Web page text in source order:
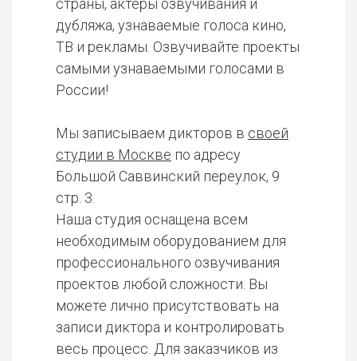
страны, актеры озвучивания и
дубляжа, узнаваемые голоса кино,
ТВ и рекламы. Озвучивайте проекты
самыми узнаваемыми голосами в
России!
Мы записываем дикторов в своей
студии в Москве по адресу
Большой Саввинский переулок, 9
стр. 3.
Наша студия оснащена всем
необходимым оборудованием для
профессионального озвучивания
проектов любой сложности. Вы
можете лично присутствовать на
записи диктора и контролировать
весь процесс. Для заказчиков из